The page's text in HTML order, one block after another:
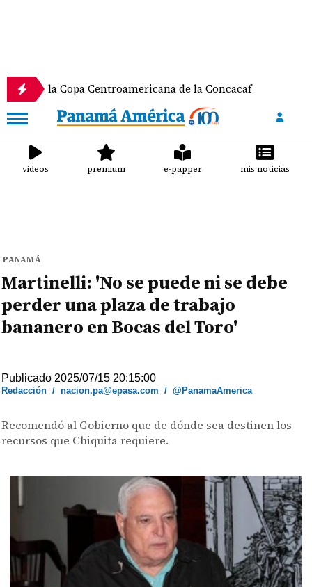
Copa Centroamericana de la Concacaf
videos premium e-papper mis noticias
PANAMÁ
Martinelli: 'No se puede ni se debe
perder una plaza de trabajo
bananero en Bocas del Toro'
Publicado 2025/07/15 20:15:00
Redacción /nacion.pa@epasa.com /@PanamaAmerica
Recomendó al Gobierno que de dónde sea destinen los
recursos que Chiquita requiere.